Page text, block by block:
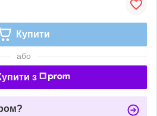
Купити
або
з